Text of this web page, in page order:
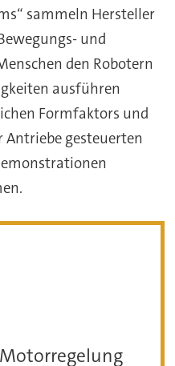
sammeln Hersteller
und
den Robotern
ausführen
Formfaktors und
gesteuerten